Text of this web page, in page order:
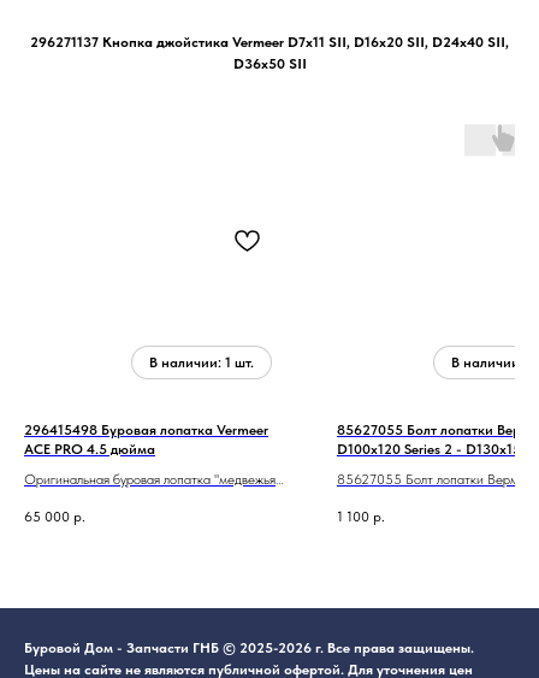
296271137 Кнопка джойстика Vermeer D7x11 SII, D16x20 SII, D24x40 SII,
D36x50 SII
296415498 Буровая лопатка Vermeer
ACE PRO 4.5 дюйма
Оригинальная буровая лопатка "медвежья
65 000 р.
85627055 Болт лопатки
D100x120 Series 2 - D130x150
85627055 Болт лопатки Вермеер
Диаметр 3/4 дюйма
1 100 р.
Буровой Дом - Запчасти ГНБ © 2025-2026 г. Все права защищены.
Цены на сайте не являются публичной офертой. Для уточнения цен